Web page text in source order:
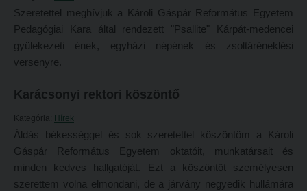
Hitéleti képzések jelentkezési lapja
Átvétel más felsőoktatási intézményből
Jelentkezési lapok, nyomtatványok
HALLGATÓINKNAK
HÖK
PK Felvételi Tájékoztató kiadvány
Hallgatói véleményvideók
Intézményi pontok
Hitéleti képzések jelentkezési lapja
Átvétel más felsőoktatási intézményből
Jelentkezési lapok, nyomtatványok
Szeretettel meghívjuk a Károli Gáspár Református Egyetem
Pedagógiai Kara által rendezett "Psallite" Kárpát-medencei
gyülekezeti ének, egyházi népének és zsoltáréneklési
versenyre.
Karácsonyi rektori köszöntő
Kategória: Hírek
Áldás békességgel és sok szeretettel köszöntöm a Károli
Gáspár Református Egyetem oktatóit, munkatársait és
minden kedves hallgatóját. Ezt a köszöntőt személyesen
szerettem volna elmondani, de a járvány negyedik hullámára